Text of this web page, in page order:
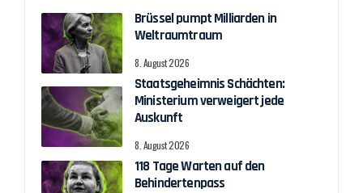
Brüssel pumpt Milliarden in
Weltraumtraum
8. August 2026
Staatsgeheimnis Schächten:
Ministerium verweigert jede
Auskunft
8. August 2026
118 Tage Warten auf den
Behindertenpass